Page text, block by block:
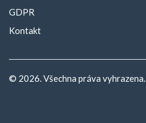
GDPR
Kontakt
© 2026. Všechna práva vyhrazena.